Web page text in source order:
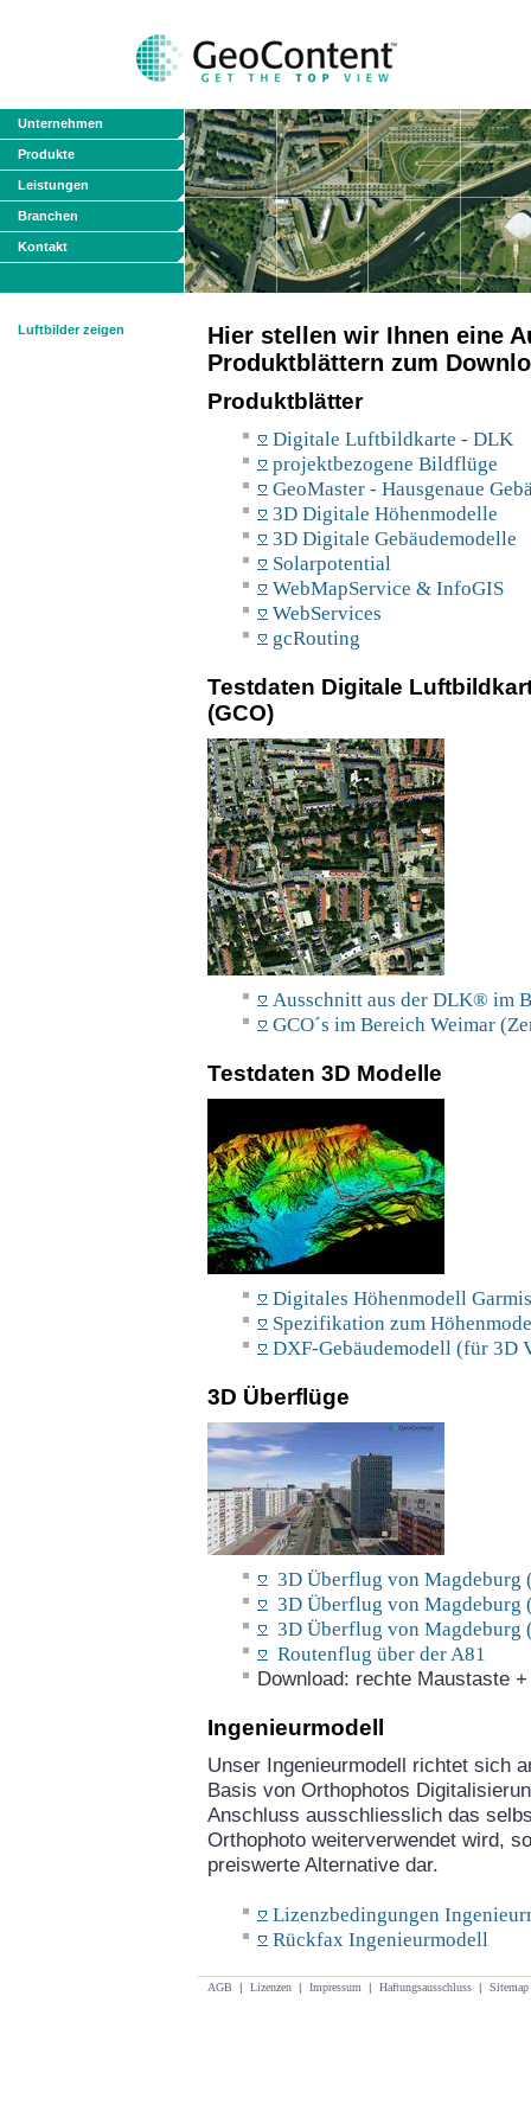
Unternehmen
Produkte
Leistungen
Branchen
Kontakt
Luftbilder zeigen
Hier stellen wir Ihnen eine
Produktblättern zum
Produktblätter
Digitale Luftbildkarte - DLK
projektbezogene Bildflüge
GeoMaster - Hausgenaue
3D Digitale Höhenmodelle
3D Digitale Gebäudemodelle
Solarpotential
WebMapService & InfoGIS
WebServices
gcRouting
Testdaten Digitale
(GCO)
Ausschnitt aus der DLK® im
GCO´s im Bereich Weimar
Testdaten 3D Modelle
Digitales Höhenmodell
Spezifikation zum
DXF-Gebäudemodell (für 3D
3D Überflüge
3D Überflug von Magdeburg
3D Überflug von
3D Überflug von Magdeburg
Routenflug über der A81
Download: rechte Maustaste
Ingenieurmodell
Unser Ingenieurmodell richtet sich
Basis von Orthophotos
Anschluss ausschliesslich das
Orthophoto weiterverwendet wird,
preiswerte Alternative dar.
Lizenzbedingungen
Rückfax Ingenieurmodell
AGB | Lizenzen | Impressum | Haftungsausschluss | Sitemap